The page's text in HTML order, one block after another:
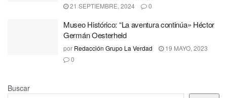
21 SEPTIEMBRE, 2024
0
Museo Histórico: “La aventura continúa» Héctor
Germán Oesterheld
por Redacción Grupo La Verdad
19 MAYO, 2023
0
Buscar